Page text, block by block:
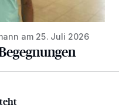
am 25. Juli 2026